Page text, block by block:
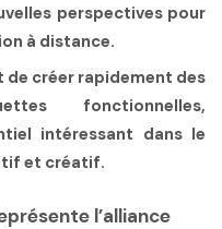
perspectives pour
à distance.
de créer rapidement des
fonctionnelles,
intéressant dans le
et créatif.
l’alliance